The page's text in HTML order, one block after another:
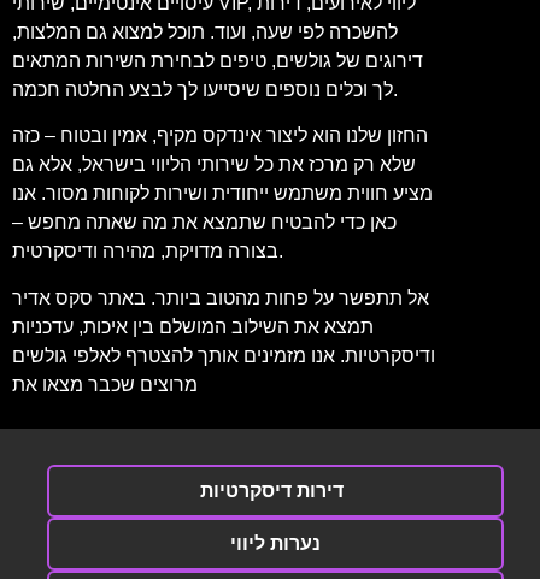
להשכרה לפי שעה, ועוד. תוכל למצוא גם המלצות,
דירוגים של גולשים, טיפים לבחירת השירות המתאים
לך וכלים נוספים שיסייעו לך לבצע החלטה חכמה.
החזון שלנו הוא ליצור אינדקס מקיף, אמין ובטוח – כזה
שלא רק מרכז את כל שירותי הליווי בישראל, אלא גם
מציע חווית משתמש ייחודית ושירות לקוחות מסור. אנו
כאן כדי להבטיח שתמצא את מה שאתה מחפש –
בצורה מדויקת, מהירה ודיסקרטית.
אל תתפשר על פחות מהטוב ביותר. באתר סקס אדיר
תמצא את השילוב המושלם בין איכות, עדכניות
ודיסקרטיות. אנו מזמינים אותך להצטרף לאלפי גולשים
מרוצים שכבר מצאו את
דירות דיסקרטיות
נערות ליווי